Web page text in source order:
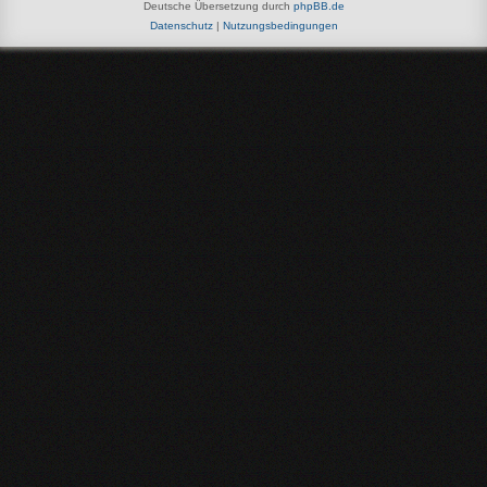
Deutsche Übersetzung durch phpBB.de
Datenschutz| Nutzungsbedingungen